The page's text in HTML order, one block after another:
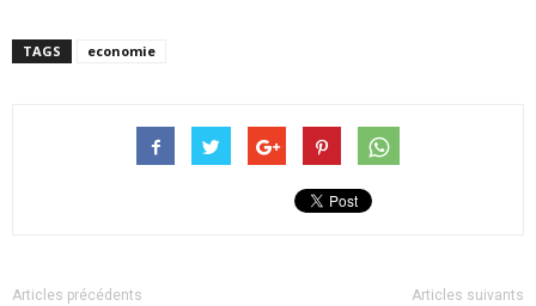
TAGS economie
Articles précédents Articles suivants